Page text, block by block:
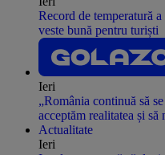
Record de temperatură
veste bună pentru turiști
Ieri
„România continuă să
acceptăm realitatea și să
Actualitate
Ieri